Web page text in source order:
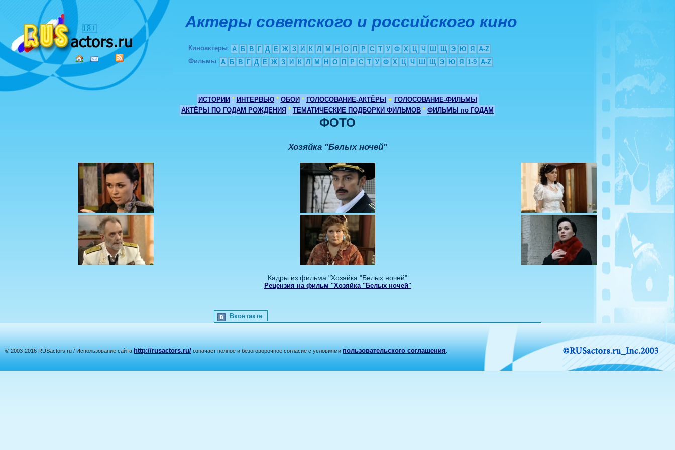
Актеры советского и российского кино
Киноактеры: А Б В Г Д Е Ж З И К Л М Н О П Р С Т У Ф Х Ц Ч Ш Щ Э Ю Я
A-Z
Фильмы: А Б В Г Д Е Ж З И К Л М Н О П Р С Т У Ф Х Ц Ч Ш Щ Э Ю Я 1-9 A-Z
ИСТОРИИ * ИНТЕРВЬЮ * ОБОИ * ГОЛОСОВАНИЕ-АКТЁРЫ + ГОЛОСОВАНИЕ-ФИЛЬМЫ
АКТЁРЫ ПО ГОДАМ РОЖДЕНИЯ * ТЕМАТИЧЕСКИЕ ПОДБОРКИ ФИЛЬМОВ * ФИЛЬМЫ по ГОДАМ
ФОТО
Хозяйка "Белых ночей"
Кадры из фильма "Хозяйка "Белых ночей"
Рецензия на фильм "Хозяйка "Белых ночей"
Вконтакте
© 2003-2016 RUSactors.ru / Использование сайта http://rusactors.ru/ означает полное и безоговорочное согласие с условиями пользовательского соглашения